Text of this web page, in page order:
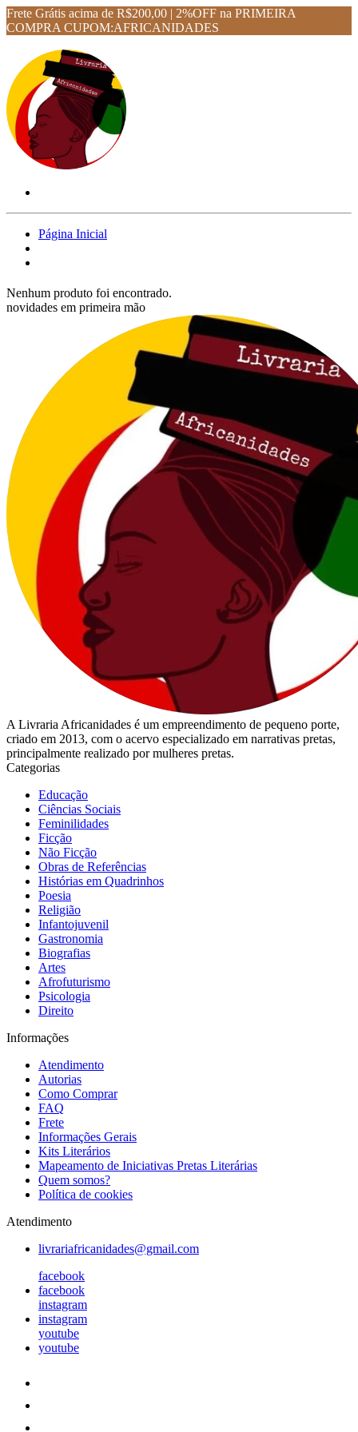
Frete Grátis acima de R$200,00 | 2%OFF na PRIMEIRA
COMPRA CUPOM:AFRICANIDADES
Página Inicial
Nenhum produto foi encontrado.
novidades em primeira mão
A Livraria Africanidades é um empreendimento de pequeno porte,
criado em 2013, com o acervo especializado em narrativas pretas,
principalmente realizado por mulheres pretas.
Categorias
Educação
Ciências Sociais
Feminilidades
Ficção
Não Ficção
Obras de Referências
Histórias em Quadrinhos
Poesia
Religião
Infantojuvenil
Gastronomia
Biografias
Artes
Afrofuturismo
Psicologia
Direito
Informações
Atendimento
Autorias
Como Comprar
FAQ
Frete
Informações Gerais
Kits Literários
Mapeamento de Iniciativas Pretas Literárias
Quem somos?
Política de cookies
Atendimento
livrariafricanidades@gmail.com
facebook
facebook
instagram
instagram
youtube
youtube